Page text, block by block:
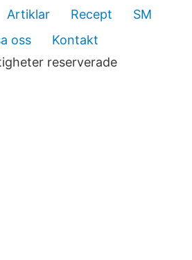
Artiklar Recept
SM
oss
Kontakt
reserverade